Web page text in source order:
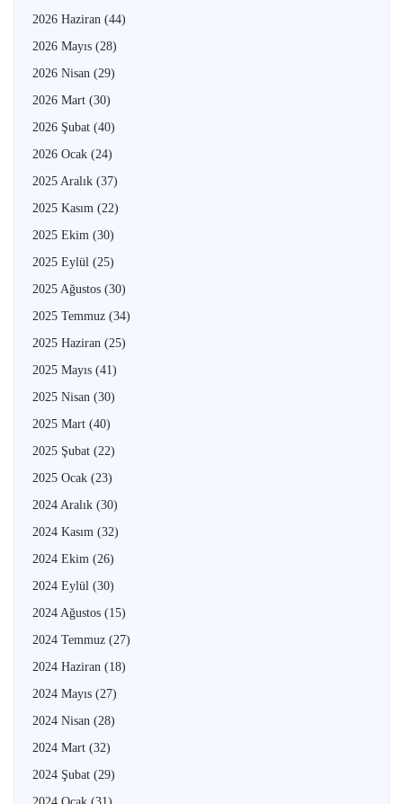
2026 Haziran (44)
2026 Mayıs (28)
2026 Nisan (29)
2026 Mart (30)
2026 Şubat (40)
2026 Ocak (24)
2025 Aralık (37)
2025 Kasım (22)
2025 Ekim (30)
2025 Eylül (25)
2025 Ağustos (30)
2025 Temmuz (34)
2025 Haziran (25)
2025 Mayıs (41)
2025 Nisan (30)
2025 Mart (40)
2025 Şubat (22)
2025 Ocak (23)
2024 Aralık (30)
2024 Kasım (32)
2024 Ekim (26)
2024 Eylül (30)
2024 Ağustos (15)
2024 Temmuz (27)
2024 Haziran (18)
2024 Mayıs (27)
2024 Nisan (28)
2024 Mart (32)
2024 Şubat (29)